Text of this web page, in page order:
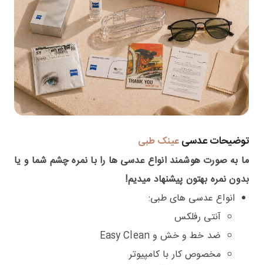
توضیحات عدسی عینک طبی
ما به صورت هوشمند انواع عدسی ها را با نمره چشم شما و یا
بدون نمره بهتون پیشنهاد میدیم!
انواع عدسی های طبی:
آنتی رفلکس
ضد خط و خش و Easy Clean
مخصوص کار با کامپیوتر